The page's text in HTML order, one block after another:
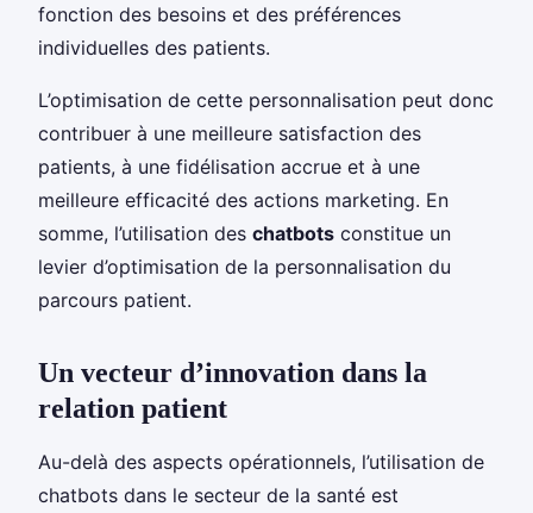
fonction des besoins et des préférences
individuelles des patients.
L’optimisation de cette personnalisation peut donc
contribuer à une meilleure satisfaction des
patients, à une fidélisation accrue et à une
meilleure efficacité des actions marketing. En
somme, l’utilisation des chatbots constitue un
levier d’optimisation de la personnalisation du
parcours patient.
Un vecteur d’innovation dans la
relation patient
Au-delà des aspects opérationnels, l’utilisation de
chatbots dans le secteur de la santé est